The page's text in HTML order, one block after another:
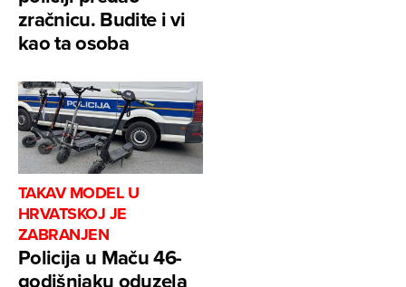
zračnicu. Budite i vi
kao ta osoba
TAKAV MODEL U
HRVATSKOJ JE
ZABRANJEN
Policija u Maču 46-
godišnjaku oduzela